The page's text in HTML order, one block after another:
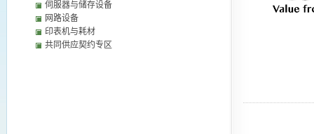
伺服器与储存设备
网路设备
印表机与耗材
共同供应契约专区